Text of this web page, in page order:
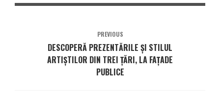
PREVIOUS
DESCOPERĂ PREZENTĂRILE ȘI STILUL
ARTIȘTILOR DIN TREI ȚĂRI, LA FAȚADE
PUBLICE